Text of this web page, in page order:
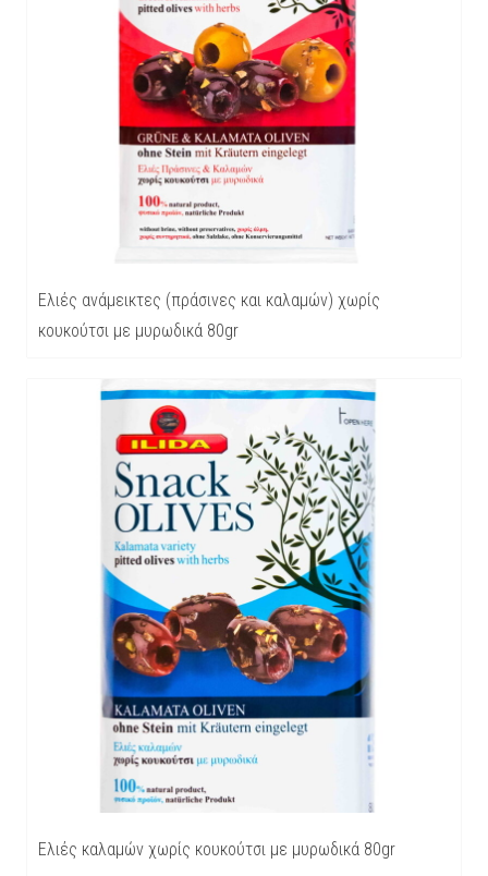
Ελιές ανάμεικτες (πράσινες και καλαμών) χωρίς
κουκούτσι με μυρωδικά 80gr
Ελιές καλαμών χωρίς κουκούτσι με μυρωδικά 80gr